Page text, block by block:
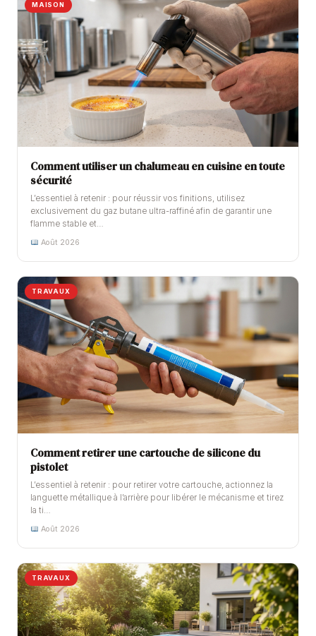
MAISON
Comment utiliser un chalumeau en cuisine en toute
sécurité
L’essentiel à retenir : pour réussir vos finitions, utilisez
exclusivement du gaz butane ultra-raffiné afin de garantir une
flamme stable et…
Août 2026
TRAVAUX
Comment retirer une cartouche de silicone du
pistolet
L’essentiel à retenir : pour retirer votre cartouche, actionnez la
languette métallique à l’arrière pour libérer le mécanisme et tirez
la ti…
Août 2026
TRAVAUX